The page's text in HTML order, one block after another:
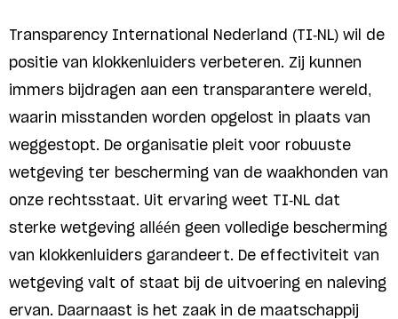
Transparency International Nederland (TI-NL) wil de
positie van klokkenluiders verbeteren. Zij kunnen
immers bijdragen aan een transparantere wereld,
waarin misstanden worden opgelost in plaats van
weggestopt. De organisatie pleit voor robuuste
wetgeving ter bescherming van de waakhonden van
onze rechtsstaat. Uit ervaring weet TI-NL dat
sterke wetgeving alléén geen volledige bescherming
van klokkenluiders garandeert. De effectiviteit van
wetgeving valt of staat bij de uitvoering en naleving
ervan. Daarnaast is het zaak in de maatschappij